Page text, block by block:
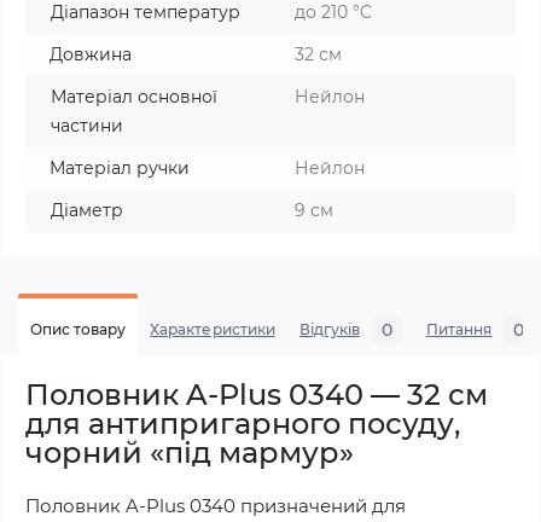
Діапазон температур
до 210 °C
Довжина
32 см
Матеріал основної
частини
Нейлон
Матеріал ручки
Нейлон
Діаметр
9 см
Опис товару Характеристики Відгуків 0 Питання 0
Половник A-Plus 0340 — 32 см
для антипригарного посуду,
чорний «під мармур»
Половник A-Plus 0340 призначений для